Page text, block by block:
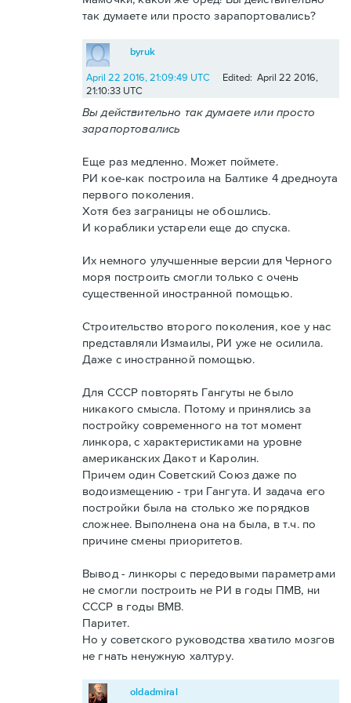
так думаете или просто зарапортовались?
byruk
April 22 2016, 21:09:49 UTC
Edited: April 22 2016,
21:10:33 UTC
Вы действительно так думаете или просто
зарапортовались
Еще раз медленно. Может поймете.
РИ кое-как построила на Балтике 4 дредноута
первого поколения.
Хотя без заграницы не обошлись.
И кораблики устарели еще до спуска.
Их немного улучшенные версии для Черного
моря построить смогли только с очень
существенной иностранной помощью.
Строительство второго поколения, кое у нас
представляли Измаилы, РИ уже не осилила.
Даже с иностранной помощью.
Для СССР повторять Гангуты не было
никакого смысла. Потому и принялись за
постройку современного на тот момент
линкора, с характеристиками на уровне
американских Дакот и Каролин.
Причем один Советский Союз даже по
водоизмещению - три Гангута. И задача его
постройки была на столько же порядков
сложнее. Выполнена она на была, в т.ч. по
причине смены приоритетов.
Вывод - линкоры с передовыми параметрами
не смогли построить не РИ в годы ПМВ, ни
СССР в годы ВМВ.
Паритет.
Но у советского руководства хватило мозгов
не гнать ненужную халтуру.
oldadmiral